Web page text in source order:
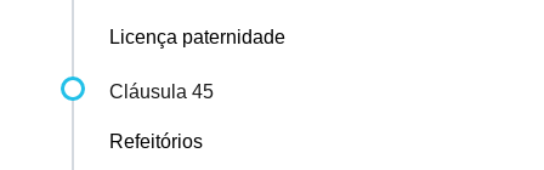
Licença paternidade
Cláusula 45
Refeitórios